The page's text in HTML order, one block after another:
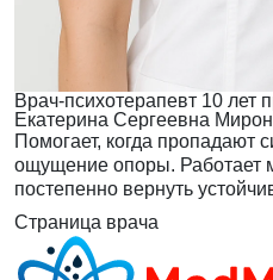
Врач-психотерапевт 10 лет
Екатерина Сергеевна
Помогает, когда пропадают
ощущение опоры. Работает
постепенно вернуть
Страница врача